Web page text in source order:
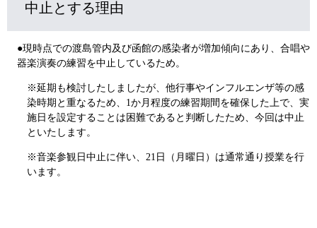
中止とする理由
●現時点での渡島管内及び函館の感染者が増加傾向にあり、合唱や
器楽演奏の練習を中止しているため。
※延期も検討したしましたが、他行事やインフルエンザ等の感
染時期と重なるため、1か月程度の練習期間を確保した上で、実
施日を設定することは困難であると判断したため、今回は中止
といたします。
※音楽参観日中止に伴い、21日（月曜日）は通常通り授業を行
います。